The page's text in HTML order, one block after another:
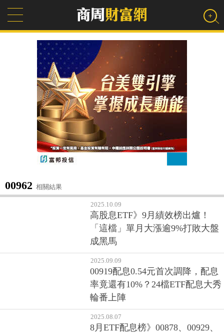
00962 相關結果
2025.10.09
高股息ETF》9月績效榜出爐！
「這檔」單月大漲逾9%打敗大盤
成黑馬
2025.09.09
00919配息0.54元首次調降，配息
率竟還有10%？24檔ETF配息大秀
輪番上陣
2025.08.07
8月ETF配息榜》00878、00929、